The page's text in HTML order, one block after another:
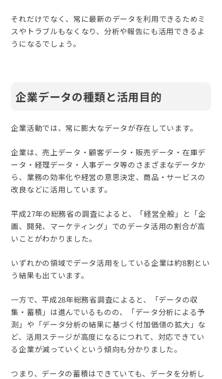
それだけでなく、常に最新のデータを利用できるためミ
スやトラブルもなくなり、分析や報告にも活用できるよ
うになるでしょう。
企業データの種類と活用目的
企業活動では、常に膨大なデータが存在しています。
企業は、売上データ・顧客データ・販売データ・在庫デ
ータ・経理データ・人事データ等のさまざまなデータか
ら、業務の効率化や経営の意思決定、商品・サービスの
改良などに活用しています。
平成27年の総務省の調査によると、「経営全般」と「企
画、開発、マーケティング」でのデータ活用の割合が高
いことがわかりました。
いずれかの領域でデータ活用をしている企業は約8割とい
う結果も出ています。
一方で、平成28年総務省調査によると、「データの収
集・蓄積」は進んでいるものの、「データ分析による予
測」や「データ分析の結果に基づく付加価値の拡大」な
ど、活用ステージが高度になるにつれて、対応できてい
る企業が減っていくという傾向も分かりました。
つまり、データの蓄積はできていても、データを分析し